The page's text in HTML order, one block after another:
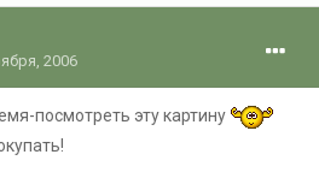
2006
посмотреть эту картину